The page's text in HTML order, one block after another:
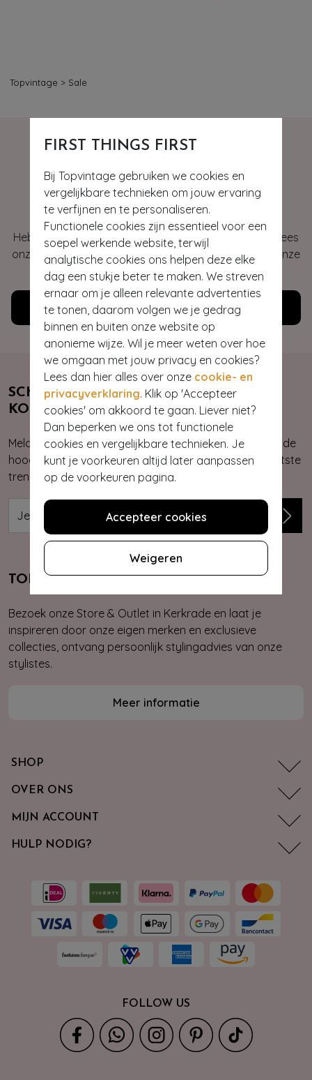
FIRST THINGS FIRST
Bij Topvintage gebruiken we cookies en
vergelijkbare technieken om jouw ervaring
te verfijnen en te personaliseren.
Functionele cookies zijn essentieel voor een
soepel werkende website, terwijl
analytische cookies ons helpen deze elke
dag een stukje beter te maken. We streven
ernaar om je alleen relevante advertenties
te tonen, daarom volgen we je gedrag
binnen en buiten onze website op
anonieme wijze. Wil je meer weten over hoe
we omgaan met jouw privacy en cookies?
Lees dan hier alles over onze cookie- en
privacyverklaring. Klik op 'Accepteer
cookies' om akkoord te gaan. Liever niet?
Dan beperken we ons tot functionele
cookies en vergelijkbare technieken. Je
kunt je voorkeuren altijd later aanpassen
op de voorkeuren pagina.
Accepteer cookies
Weigeren
Topvintage > Sale
Hey gorgeous
Heb je vragen of heb je hulp nodig bij je bestelling? Lees
onze veelgestelde vragen of neem contact op met onze
klantenservice. Wij helpen je graag!
Klantenservice
SCHRIJF JE NU IN & ONTVANG 10%
KORTING
Meld je aan voor onze nieuwsbrief. Zo ben je altijd op de
hoogte van onze nieuwste & exclusieve collecties, laatste
trends, kortingsacties en giveaways.
TOPVINTAGE STORE & OUTLET
Bezoek onze Store & Outlet in Kerkrade en laat je
inspireren door onze eigen merken en exclusieve
collecties, ontvang persoonlijk stylingadvies van onze
stylistes.
Meer informatie
SHOP
OVER ONS
MIJN ACCOUNT
HULP NODIG?
FOLLOW US